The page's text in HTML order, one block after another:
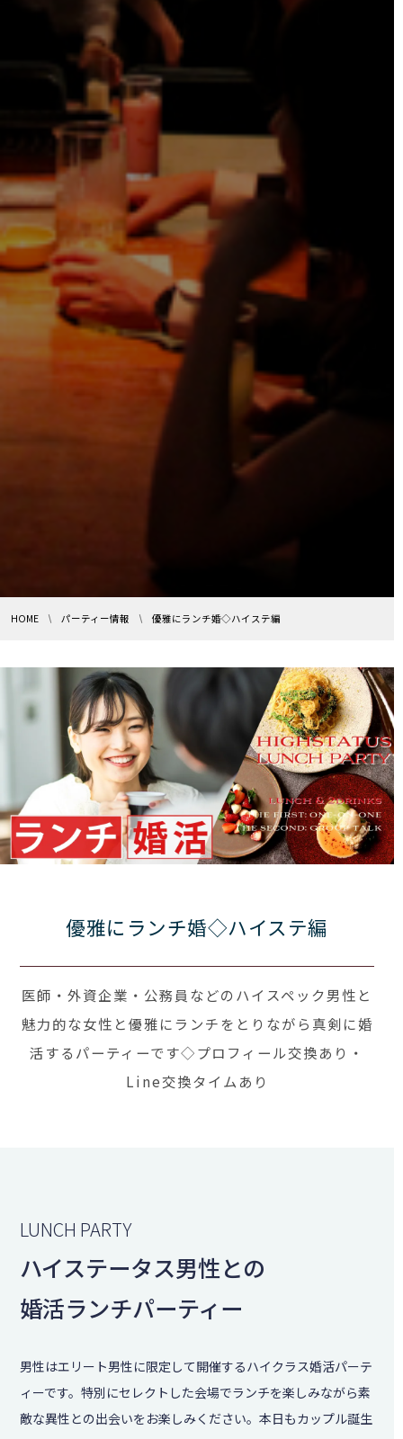
HOME パーティー情報 優雅にランチ婚◇ハイステ編
優雅にランチ婚◇ハイステ編
医師・外資企業・公務員などのハイスペック男性と
魅力的な女性と優雅にランチをとりながら真剣に婚
活するパーティーです◇プロフィール交換あり・
Line交換タイムあり
LUNCH PARTY
ハイステータス男性との
婚活ランチパーティー
男性はエリート男性に限定して開催するハイクラス婚活パーテ
ィーです。特別にセレクトした会場でランチを楽しみながら素
敵な異性との出会いをお楽しみください。本日もカップル誕生